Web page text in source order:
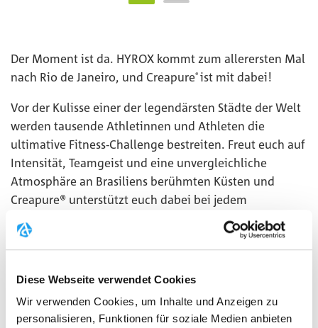
Diese Webseite verwendet Cookies
Wir verwenden Cookies, um Inhalte und Anzeigen zu
personalisieren, Funktionen für soziale Medien anbieten
Der Moment ist da. HYROX kommt zum allerersten Mal
nach Rio de Janeiro, und Creapure® ist mit dabei!
Vor der Kulisse einer der legendärsten Städte der Welt
werden tausende Athletinnen und Athleten die
ultimative Fitness-Challenge bestreiten. Freut euch auf
Intensität, Teamgeist und eine unvergleichliche
Atmosphäre an Brasiliens berühmten Küsten und
Creapure® unterstützt euch dabei bei jedem
kraftvollen Schritt, Zug und Wiederholung.